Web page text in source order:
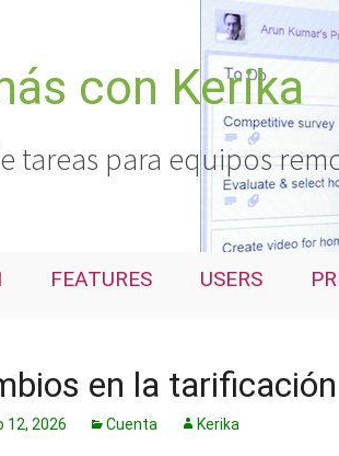
con Kerika
tareas para equipos
FEATURES USERS
en la
12, 2026 Cuenta Kerika